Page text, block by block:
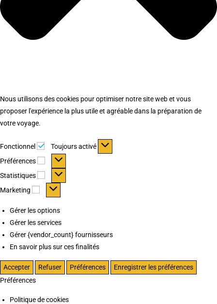
Nous utilisons des cookies pour optimiser notre site web et vous
proposer l'expérience la plus utile et agréable dans la préparation de
votre voyage.
Fonctionnel Fonctionnel
Toujours activé
Préférences
Préférences
Statistiques Statistiques
Marketing Marketing
Gérer les options
Gérer les services
Gérer {vendor_count} fournisseurs
En savoir plus sur ces finalités
Accepter Refuser Préférences
Enregistrer les préférences
Préférences
Politique de cookies